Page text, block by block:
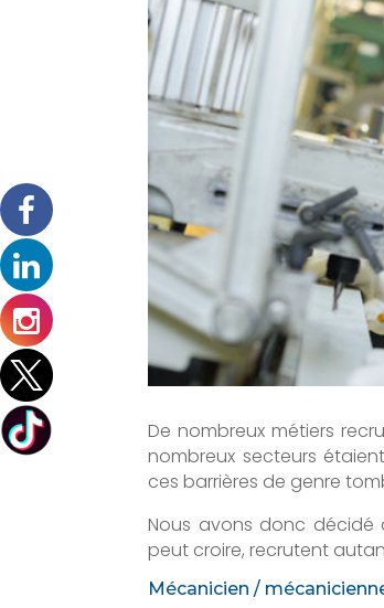
De nombreux métiers
nombreux secteurs
ces barrières de genre
Nous avons donc décidé
peut croire, recrutent
Mécanicien /